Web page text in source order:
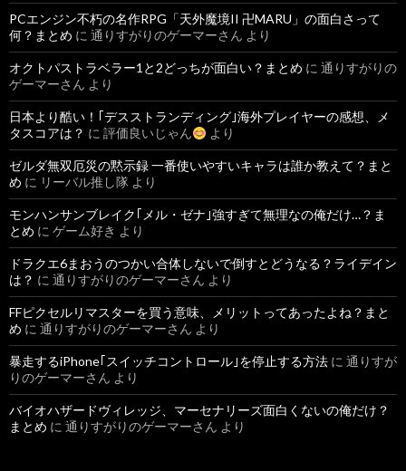
PCエンジン不朽の名作RPG「天外魔境II 卍MARU」の面白さって
何？まとめ に 通りすがりのゲーマーさん より
オクトパストラベラー1と2どっちが面白い？まとめ に 通りすがりの
ゲーマーさん より
日本より酷い！｢デスストランディング｣海外プレイヤーの感想、メ
タスコアは？ に 評価良いじゃん より
ゼルダ無双厄災の黙示録 一番使いやすいキャラは誰か教えて？まと
め に リーバル推し隊 より
モンハンサンブレイク｢メル・ゼナ｣強すぎて無理なの俺だけ…？ま
とめ に ゲーム好き より
ドラクエ6まおうのつかい合体しないで倒すとどうなる？ライデイン
は？ に 通りすがりのゲーマーさん より
FFピクセルリマスターを買う意味、メリットってあったよね？まと
め に 通りすがりのゲーマーさん より
暴走するiPhone｢スイッチコントロール｣を停止する方法 に 通りすが
りのゲーマーさん より
バイオハザードヴィレッジ、マーセナリーズ面白くないの俺だけ？
まとめ に 通りすがりのゲーマーさん より